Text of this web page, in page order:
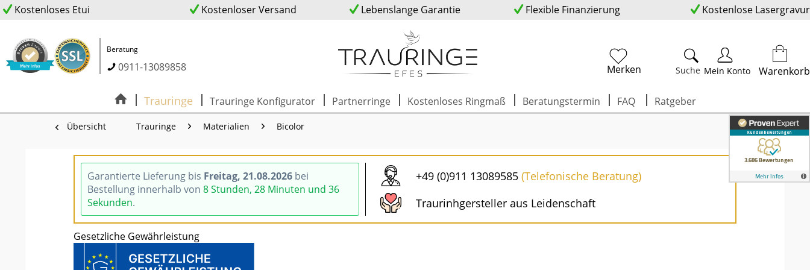
Kostenloses Etui Kostenloser Versand Lebenslange Garantie Flexible Finanzierung Kostenlose Lasergravur
Beratung
0911-13089858 Suche
Merken Mein Konto Warenkorb
Trauringe Trauringe Konfigurator Partnerringe Kostenloses Ringmaß Beratungstermin FAQ Ratgeber
Übersicht Trauringe Materialien Bicolor
Garantierte Lieferung bis Freitag, 21.08.2026 bei
Bestellung innerhalb von 8 Stunden, 28 Minuten und 36
Sekunden.
+49 (0)911 13089585(Telefonische Beratung)
Traurinhgersteller aus Leidenschaft
Gesetzliche Gewährleistung